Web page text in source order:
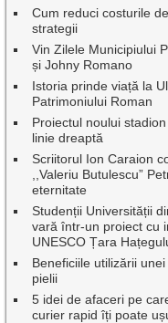
Cum reduci costurile
strategii
Vin Zilele Municipiului
și Johny Romano
Istoria prinde viață la
Patrimoniului Roman
Proiectul noului
linie dreaptă
Scriitorul Ion Caraion
,,Valeriu Butulescu”
eternitate
Studenții Universității
vară într-un proiect cu
UNESCO Țara
Beneficiile utilizării
pielii
5 idei de afaceri pe
curier rapid îți poate